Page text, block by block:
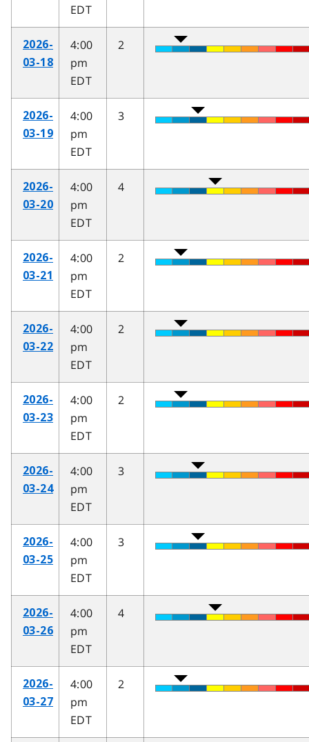
EDT
2026-
03-18
4:00
pm
EDT
2
2026-
03-19
4:00
pm
EDT
3
2026-
03-20
4:00
pm
EDT
4
2026-
03-21
4:00
pm
EDT
2
2026-
03-22
4:00
pm
EDT
2
2026-
03-23
4:00
pm
EDT
2
2026-
03-24
4:00
pm
EDT
3
2026-
03-25
4:00
pm
EDT
3
2026-
03-26
4:00
pm
EDT
4
2026-
03-27
4:00
pm
EDT
2